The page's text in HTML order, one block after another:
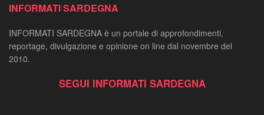
INFORMATI SARDEGNA
INFORMATI SARDEGNA è un portale di approfondimenti,
reportage, divulgazione e opinione on line dal novembre del
2010.
SEGUI INFORMATI SARDEGNA